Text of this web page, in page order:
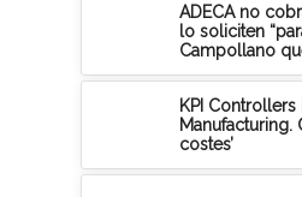
ADECA no
lo soliciten
Campollano
KPI Controllers
costes’